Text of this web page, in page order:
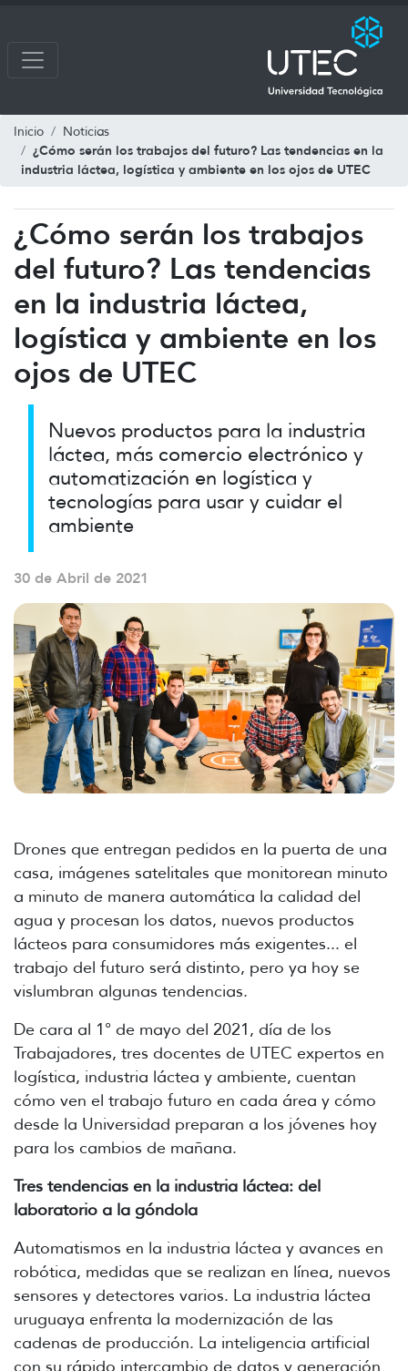
Inicio Noticias
¿Cómo serán los trabajos del futuro? Las tendencias en la
industria láctea, logística y ambiente en los ojos de UTEC
¿Cómo serán los trabajos
del futuro? Las tendencias
en la industria láctea,
logística y ambiente en los
ojos de UTEC
Nuevos productos para la industria
láctea, más comercio electrónico y
automatización en logística y
tecnologías para usar y cuidar el
ambiente
30 de Abril de 2021
Drones que entregan pedidos en la puerta de una
casa, imágenes satelitales que monitorean minuto
a minuto de manera automática la calidad del
agua y procesan los datos, nuevos productos
lácteos para consumidores más exigentes... el
trabajo del futuro será distinto, pero ya hoy se
vislumbran algunas tendencias.
De cara al 1° de mayo del 2021, día de los
Trabajadores, tres docentes de UTEC expertos en
logística, industria láctea y ambiente, cuentan
cómo ven el trabajo futuro en cada área y cómo
desde la Universidad preparan a los jóvenes hoy
para los cambios de mañana.
Tres tendencias en la industria láctea: del
laboratorio a la góndola
Automatismos en la industria láctea y avances en
robótica, medidas que se realizan en línea, nuevos
sensores y detectores varios. La industria láctea
uruguaya enfrenta la modernización de las
cadenas de producción. La inteligencia artificial
con su rápido intercambio de datos y generación